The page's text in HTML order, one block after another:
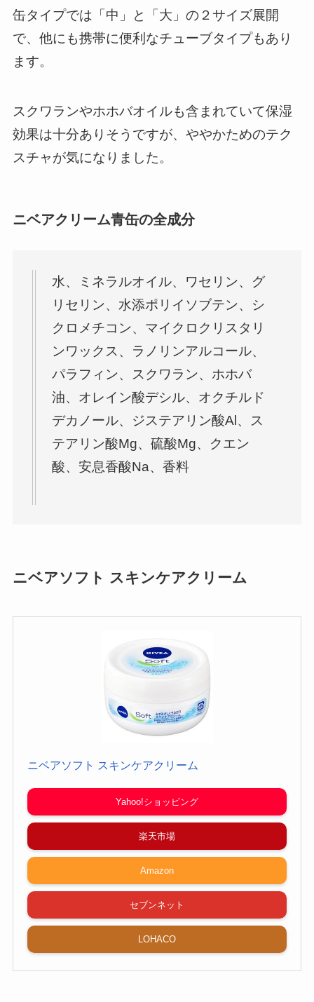
缶タイプでは「中」と「大」の２サイズ展開
で、他にも携帯に便利なチューブタイプもあり
ます。
スクワランやホホバオイルも含まれていて保湿
効果は十分ありそうですが、ややかためのテク
スチャが気になりました。
ニベアクリーム青缶の全成分
水、ミネラルオイル、ワセリン、グ
リセリン、水添ポリイソブテン、シ
クロメチコン、マイクロクリスタリ
ンワックス、ラノリンアルコール、
パラフィン、スクワラン、ホホバ
油、オレイン酸デシル、オクチルド
デカノール、ジステアリン酸Al、ス
テアリン酸Mg、硫酸Mg、クエン
酸、安息香酸Na、香料
ニベアソフト スキンケアクリーム
ニベアソフト スキンケアクリーム
Yahoo!ショッピング
楽天市場
Amazon
セブンネット
LOHACO